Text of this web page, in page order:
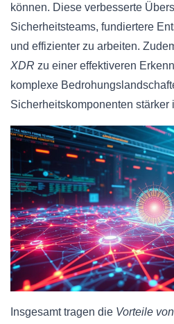
können. Diese verbesserte
Sicherheitsteams, fundiertere
und effizienter zu arbeiten.
XDR zu einer effektiveren
komplexe
Sicherheitskomponenten stärker
Insgesamt tragen die Vorteile